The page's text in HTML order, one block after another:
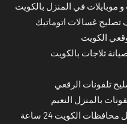
موبايلات في المنزل بالكويت
تصليح غسالات اتوماتيك
الكويت
ثلاجات بالكويت
تلفونات الرقعي
بالمنزل النعيم
الكويت 24 ساعة